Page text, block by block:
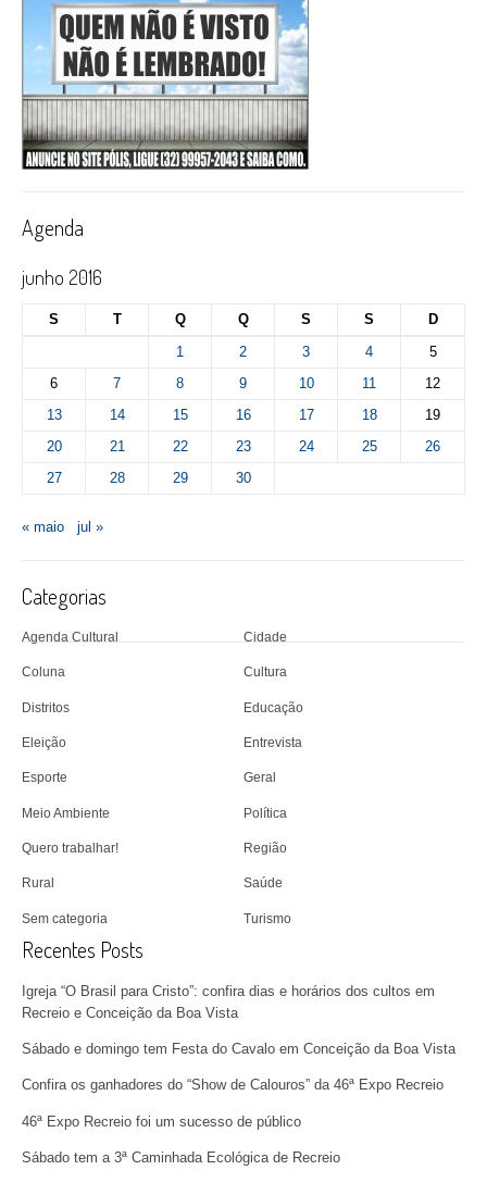
Agenda
junho 2016
S T Q Q S S
D
1
2 3 4
5
6
7 8 9 10 11
12
13
14 15 16 17 18
19
20
21 22 23 24 25
26
27
28 29 30
« maio jul »
Categorias
Agenda Cultural Cidade
Coluna Cultura
Distritos Educação
Eleição Entrevista
Esporte Geral
Meio Ambiente Política
Quero trabalhar! Região
Rural Saúde
Sem categoria Turismo
Recentes Posts
Igreja “O Brasil para Cristo”: confira dias e horários dos cultos em
Recreio e Conceição da Boa Vista
Sábado e domingo tem Festa do Cavalo em Conceição da Boa Vista
Confira os ganhadores do “Show de Calouros” da 46ª Expo Recreio
46ª Expo Recreio foi um sucesso de público
Sábado tem a 3ª Caminhada Ecológica de Recreio